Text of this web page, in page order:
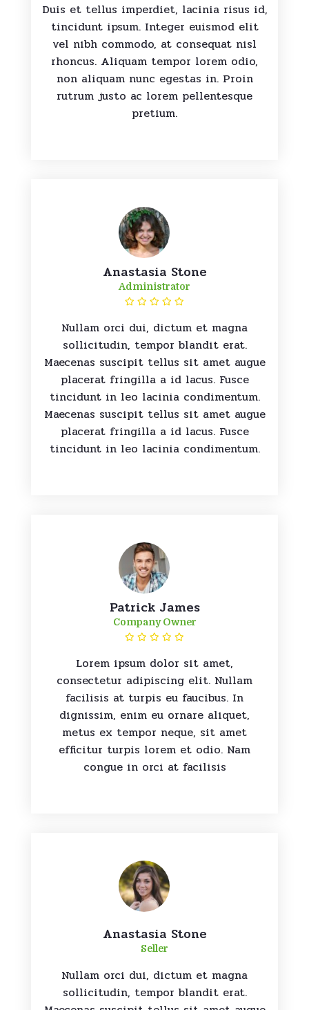
Duis et tellus imperdiet, lacinia risus id,
tincidunt ipsum. Integer euismod elit
vel nibh commodo, at consequat nisl
rhoncus. Aliquam tempor lorem odio,
non aliquam nunc egestas in. Proin
rutrum justo ac lorem pellentesque
pretium.
Anastasia Stone
Administrator
Nullam orci dui, dictum et magna
sollicitudin, tempor blandit erat.
Maecenas suscipit tellus sit amet augue
placerat fringilla a id lacus. Fusce
tincidunt in leo lacinia condimentum.
Maecenas suscipit tellus sit amet augue
placerat fringilla a id lacus. Fusce
tincidunt in leo lacinia condimentum.
Patrick James
Company Owner
Lorem ipsum dolor sit amet,
consectetur adipiscing elit. Nullam
facilisis at turpis eu faucibus. In
dignissim, enim eu ornare aliquet,
metus ex tempor neque, sit amet
efficitur turpis lorem et odio. Nam
congue in orci at facilisis
Anastasia Stone
Seller
Nullam orci dui, dictum et magna
sollicitudin, tempor blandit erat.